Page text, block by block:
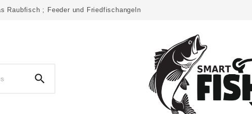
Raubfisch ; Feeder und Friedfischangeln
